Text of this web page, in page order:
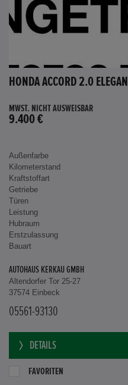
MWST. NICHT AUSWEISBAR
9.400 €
Außenfarbe
Kilometerstand
Kraftstoffart
Getriebe
Türen
Leistung
Hubraum
Erstzulassung
Bauart
AUTOHAUS KERKAU GMBH
Altendorfer Tor 25-27
37574 Einbeck
05561-93130
DETAILS
FAVORITEN